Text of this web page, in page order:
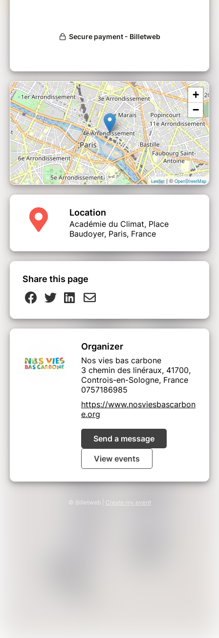
pour prendre conscience de la situation
climatique actuelle. Le deuxième pour inventer
neutralité carbone.
___
Co-organisation : L'Académie du Climat
+
−
Leaflet| ©OpenStreetMap
Location
Académie du Climat, Place
Baudoyer, Paris, France
Share this page
Organizer
Nos vies bas carbone
3 chemin des linéraux, 41700,
Controis-en-Sologne, France
0757186985
https://www.nosviesbascarbon
e.org
Send a message
View events
© Billetweb | Create my event